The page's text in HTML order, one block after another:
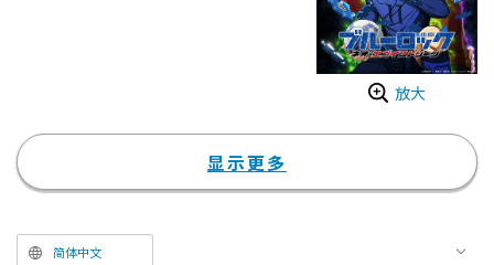
放大
色禁区 -EPISODE 凪-》。此外，
自2024年10月起，第2期《蓝色禁
区 VS. U-20 JAPAN》也已播出。
进行了全新升级，并公开了新的内
显示更多
简体中文